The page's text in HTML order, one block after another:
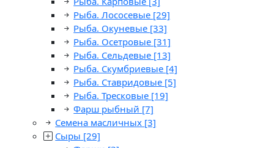
Рыба. Лососевые [29]
Рыба. Окуневые [33]
Рыба. Осетровые [31]
Рыба. Сельдевые [13]
Рыба. Скумбриевые [4]
Рыба. Ставридовые [5]
Рыба. Тресковые [19]
Фарш рыбный [7]
Семена масличных [3]
Сыры [29]